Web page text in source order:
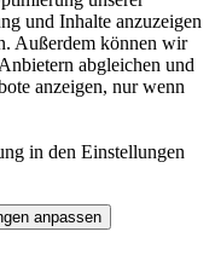
und Inhalte anzuzeigen
Außerdem können wir
abgleichen und
anzeigen, nur wenn
in den Einstellungen
anpassen